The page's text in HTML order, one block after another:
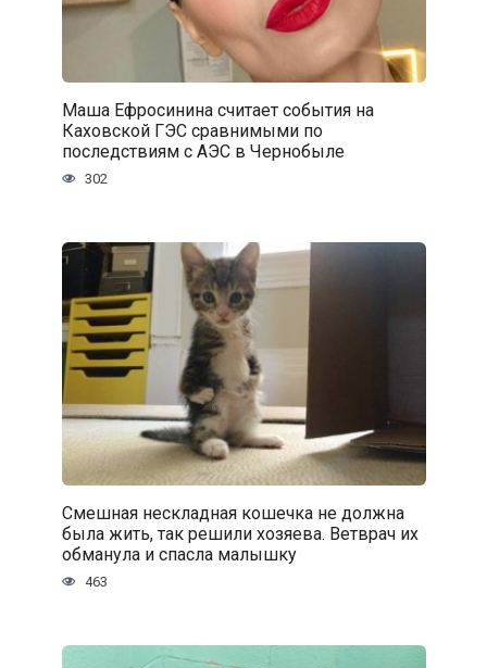
Маша Ефросинина считает события на
Каховской ГЭС сравнимыми по
последствиям с АЭС в Чернобыле
302
Смешная нескладная кошечка не должна
была жить, так решили хозяева. Ветврач их
обманула и спасла малышку
463